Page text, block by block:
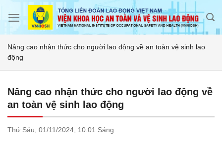
Nâng cao nhận thức cho người lao động về an toàn vệ sinh lao
động
Nâng cao nhận thức cho người lao động về
an toàn vệ sinh lao động
Thứ Sáu, 01/11/2024, 10:01 Sáng